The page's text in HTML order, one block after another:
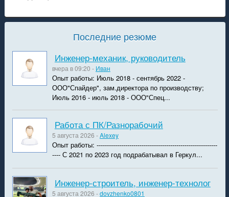
Последние резюме
Инженер-механик, руководитель
вчера в 09:20 - Иван
Опыт работы: Июль 2018 - сентябрь 2022 -
ООО"Спайдер", зам.директора по производству;
Июль 2016 - июль 2018 - ООО"Спец...
Работа с ПК/Разнорабочий
5 августа 2026 -Alexey
Опыт работы: -----------------------------------------------------------
---- С 2021 по 2023 год подрабатывал в Геркул...
Инженер-строитель, инженер-технолог
5 августа 2026 -dovzhenko0801